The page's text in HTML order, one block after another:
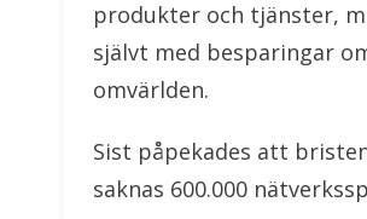
produkter och tjänster,
självt med besparingar
omvärlden.
Sist påpekades att
saknas 600.000